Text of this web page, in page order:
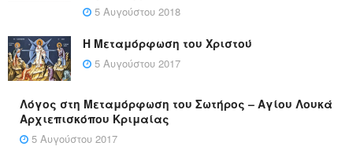
5 Αυγούστου 2018
Η Μεταμόρφωση του Χριστού
5 Αυγούστου 2017
Λόγος στη Μεταμόρφωση του Σωτήρος – Αγίου Λουκά
Αρχιεπισκόπου Κριμαίας
5 Αυγούστου 2017